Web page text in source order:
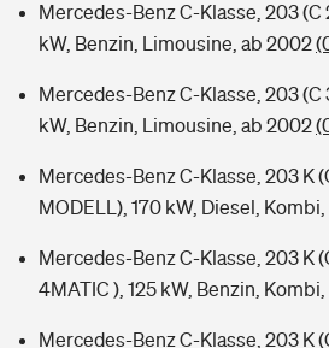
Mercedes-Benz C-Klasse, 203 (C
kW, Benzin, Limousine, ab 2002
Mercedes-Benz C-Klasse, 203 (C
kW, Benzin, Limousine, ab 2002
Mercedes-Benz C-Klasse, 203 K
MODELL), 170 kW, Diesel,
Mercedes-Benz C-Klasse, 203 K
4MATIC ), 125 kW, Benzin,
Mercedes-Benz C-Klasse, 203 K